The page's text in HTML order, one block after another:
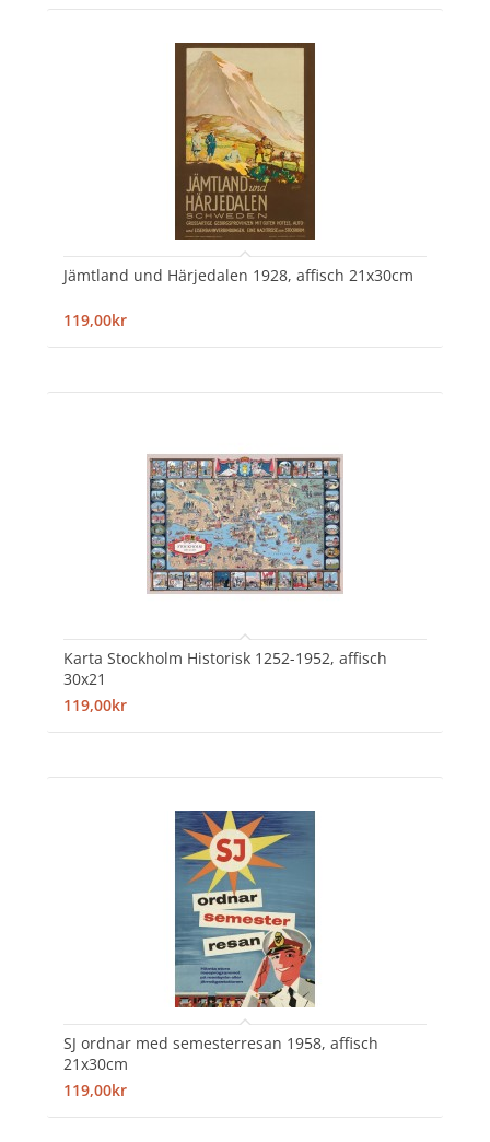
Jämtland und Härjedalen 1928, affisch 21x30cm
119,00kr
Karta Stockholm Historisk 1252-1952, affisch
30x21
119,00kr
SJ ordnar med semesterresan 1958, affisch
21x30cm
119,00kr